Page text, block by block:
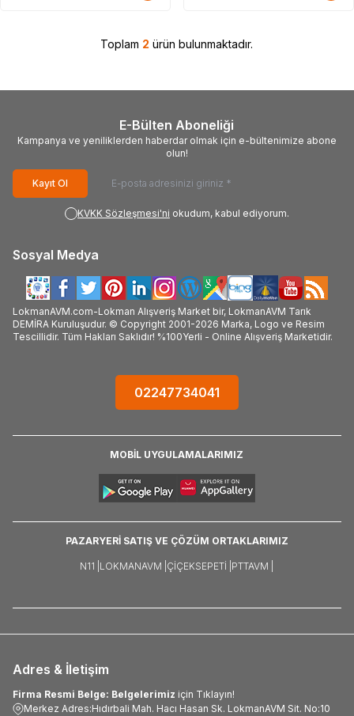
Toplam 2 ürün bulunmaktadır.
E-Bülten Aboneliği
Kampanya ve yeniliklerden haberdar olmak için e-bültenimize abone
olun!
Kayıt Ol
KVKK Sözleşmesi'ni okudum, kabul ediyorum.
Sosyal Medya
LokmanAVM.com-Lokman Alışveriş Market bir, LokmanAVM Tarık
DEMİRA Kuruluşudur. © Copyright 2001-2026 Marka, Logo ve Resim
Tescillidir. Tüm Hakları Saklıdır! %100Yerli - Online Alışveriş Marketidir.
02247734041
MOBİL UYGULAMALARIMIZ
PAZARYERİ SATIŞ VE ÇÖZÜM ORTAKLARIMIZ
N11 | LOKMANAVM | ÇIÇEKSEPETI | PTTAVM |
Adres & İletişim
Firma Resmi Belge: Belgelerimiz için Tıklayın!
Merkez Adres:Hıdırbali Mah. Hacı Hasan Sk. LokmanAVM Sit. No:10